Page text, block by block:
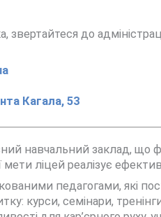
до
Кагала, 53
навчальний заклад, що
мети ліцей реалізує
педагогами, які
курси, семінари,